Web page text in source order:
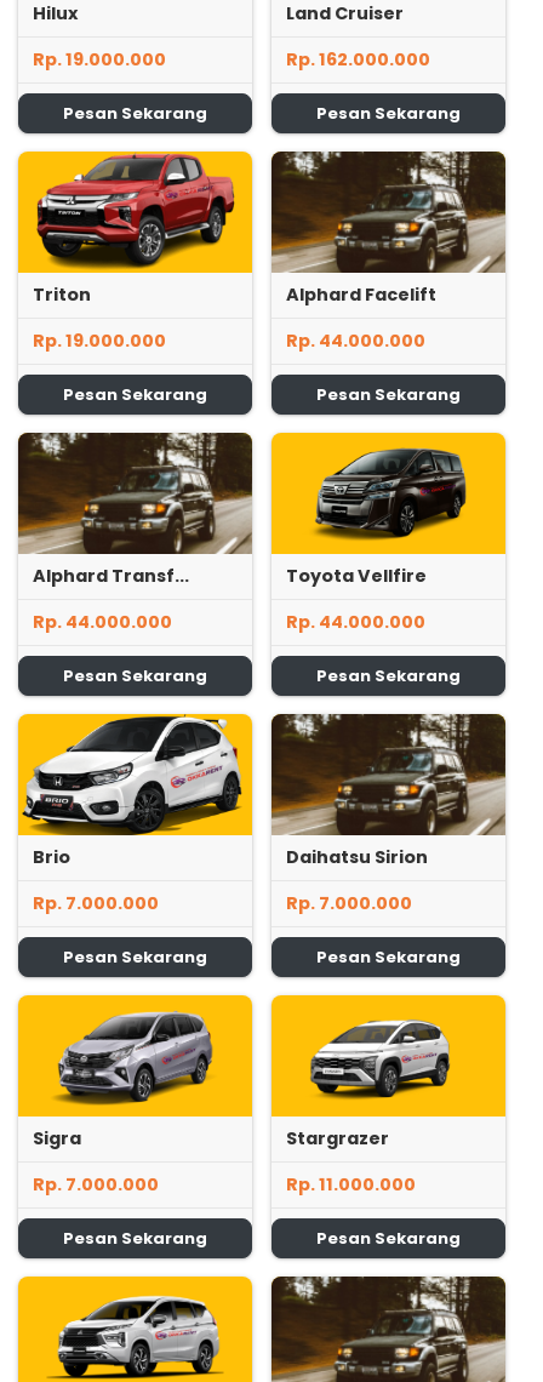
Hilux
Rp. 19.000.000
Pesan Sekarang
Land Cruiser
Rp. 162.000.000
Pesan Sekarang
Triton
Rp. 19.000.000
Pesan Sekarang
Alphard Facelift
Rp. 44.000.000
Pesan Sekarang
Alphard Transf...
Rp. 44.000.000
Pesan Sekarang
Toyota Vellfire
Rp. 44.000.000
Pesan Sekarang
Brio
Rp. 7.000.000
Pesan Sekarang
Daihatsu Sirion
Rp. 7.000.000
Pesan Sekarang
Sigra
Rp. 7.000.000
Pesan Sekarang
Stargrazer
Rp. 11.000.000
Pesan Sekarang